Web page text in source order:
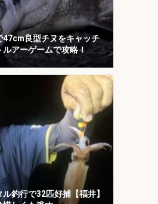
47cm良型チヌをキャッチ
アーゲームで攻略！
釣行で32匹好捕【福井】